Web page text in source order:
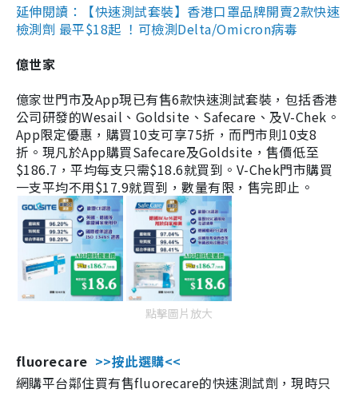
延伸閱讀：【快速測試套裝】香港口罩品牌開賣2款快速
檢測劑 最平$18起 ！可檢測Delta/Omicron病毒
億世家
億家世門市及App現已有售6款快速測試套裝，包括香港
公司研發的Wesail、Goldsite、Safecare、及V-Chek。
App限定優惠，購買10支可享75折，而門市則10支8
折。現凡於App購買Safecare及Goldsite，售價低至
$186.7，平均每支只需$18.6就買到。V-Chek門市購買
一支平均不用$17.9就買到，數量有限，售完即止。
點擊圖片放大
fluorecare >>按此選購<<
網購平台鄰住買有售fluorecare的快速測試劑，現時只